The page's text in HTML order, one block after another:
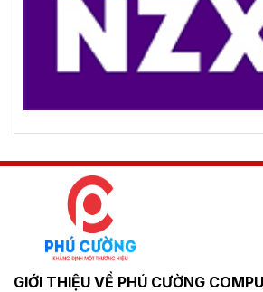
GIỚI THIỆU VỀ PHÚ CƯỜNG